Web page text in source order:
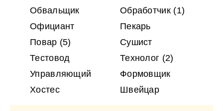
Обвальщик
Обработчик (1)
Официант
Пекарь
Повар (5)
Сушист
Тестовод
Технолог (2)
Управляющий
Формовщик
Хостес
Швейцар